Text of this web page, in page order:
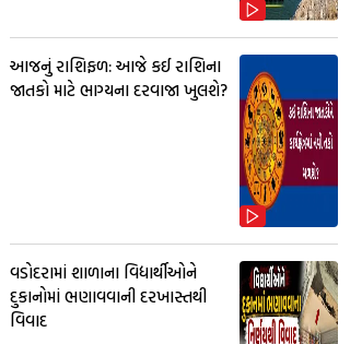
આજનું રાશિફળ: આજે કઈ રાશિના
જાતકો માટે ભાગ્યના દરવાજા ખુલશે?
વડોદરામાં શાળાના વિદ્યાર્થીઓને
દુકાનોમાં ભણાવવાની દરખાસ્તથી
વિવાદ